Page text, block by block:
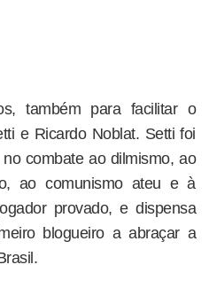
também para facilitar o
e Ricardo Noblat. Setti foi
combate ao dilmismo, ao
ao comunismo ateu e à
provado, e dispensa
blogueiro a abraçar a